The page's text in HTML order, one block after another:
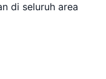
di seluruh area